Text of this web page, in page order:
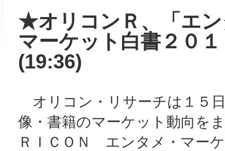
★オリコンＲ、「エ
マーケット白書２０
(19:36)
オリコン・リサーチは１５
像・書籍のマーケット動向を
ＲＩＣＯＮ エンタメ・マー